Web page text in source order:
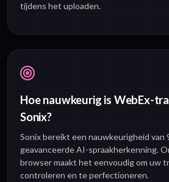
tijdens het uploaden.
Hoe nauwkeurig is WebEx-
Sonix?
Sonix bereikt een nauwkeurigheid van
geavanceerde AI-spraakherkenning.
browser maakt het eenvoudig om uw
controleren en te perfectioneren.